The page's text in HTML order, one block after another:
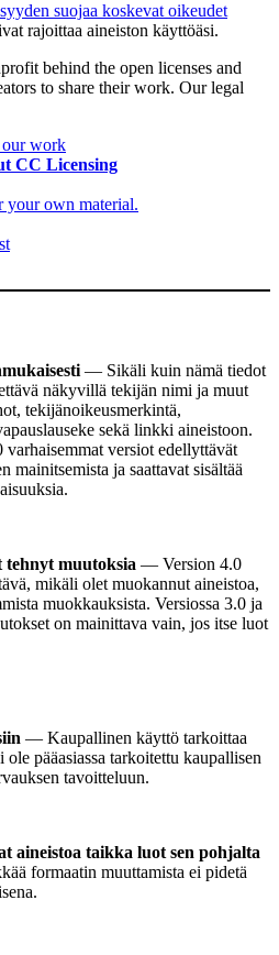
suojaa koskevat oikeudet
rajoittaa aineiston käyttöäsi.
behind the open licenses and
to share their work. Our legal
our work
CC Licensing
your own material.
— Sikäli kuin nämä tiedot
näkyvillä tekijän nimi ja muut
tekijänoikeusmerkintä,
sekä linkki aineistoon.
versiot edellyttävät
mainitsemista ja saattavat sisältää
muutoksia — Version 4.0
mikäli olet muokannut aineistoa,
muokkauksista. Versiossa 3.0 ja
on mainittava vain, jos itse luot
— Kaupallinen käyttö tarkoittaa
pääasiassa tarkoitettu kaupallisen
tavoitteluun.
aineistoa taikka luot sen pohjalta
formaatin muuttamista ei pidetä